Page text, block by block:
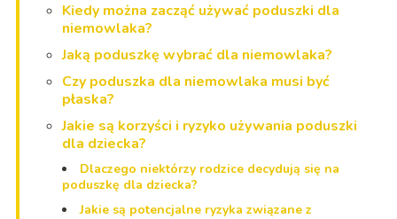
Kiedy można zacząć używać poduszki dla
niemowlaka?
Jaką poduszkę wybrać dla niemowlaka?
Czy poduszka dla niemowlaka musi być
płaska?
Jakie są korzyści i ryzyko używania poduszki
dla dziecka?
Dlaczego niektórzy rodzice decydują się na
poduszkę dla dziecka?
Jakie są potencjalne ryzyka związane z